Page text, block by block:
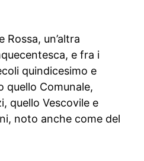
un’altra
e fra i
quindicesimo e
quello Comunale,
quello Vescovile e
noto anche come del